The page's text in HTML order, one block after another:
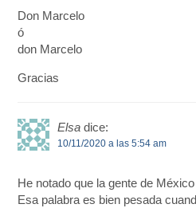
Don Marcelo
ó
don Marcelo
Gracias
Elsa dice:
10/11/2020 a las 5:54 am
He notado que la gente de
Esa palabra es bien pesada